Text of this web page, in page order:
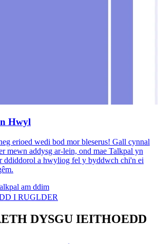
Hwyl
erioed wedi bod mor bleserus! Gall cynnal
mewn addysg ar-lein, ond mae Talkpal yn
ddiddorol a hwyliog fel y byddwch chi'n ei
am ddim
I RUGLDER
DYSGU IEITHOEDD